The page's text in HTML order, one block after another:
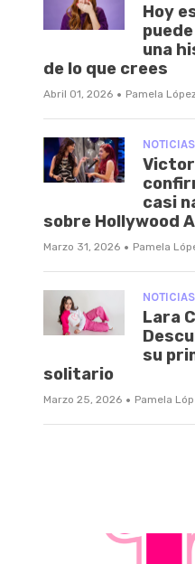
Hoy
una
de lo que crees
Abril 01, 2026 · Pamela
NOTICIAS
casi
sobre Hollywood
Marzo 31, 2026 · Pamela
NOTICIAS
Lara
su
solitario
Marzo 25, 2026 · Pamela